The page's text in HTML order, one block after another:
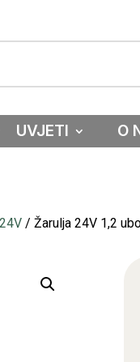
UVJETI O
24V / Žarulja 24V 1,2